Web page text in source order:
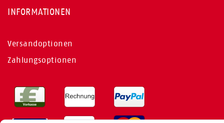
INFORMATIONEN
Versandoptionen
Zahlungsoptionen